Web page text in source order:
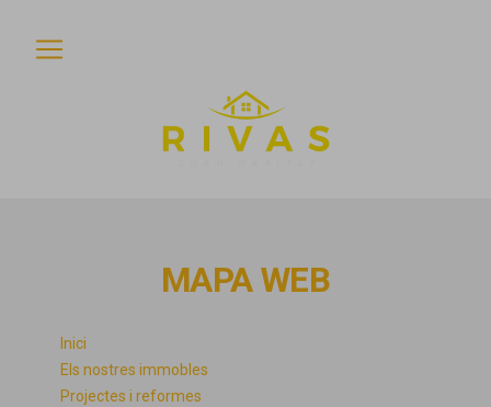
MAPA WEB
Inici
Els nostres immobles
Projectes i reformes